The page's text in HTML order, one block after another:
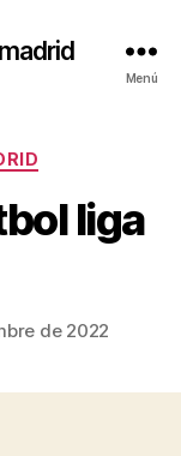
Menú
liga
de 2022